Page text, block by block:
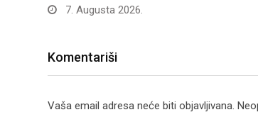
7. Augusta 2026.
Komentariši
Vaša email adresa neće biti objavljivana.